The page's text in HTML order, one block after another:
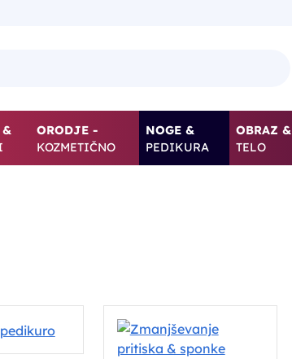
&
ORODJE -
KOZMETIČNO
NOGE &
PEDIKURA
OBRAZ &
TELO